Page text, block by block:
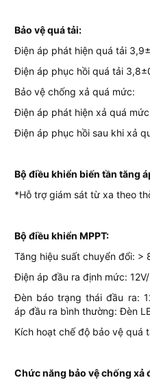
Bảo vệ quá tải:
Điện áp phát hiện quá tải
Điện áp phục hồi quá tải
Bảo vệ chống xả quá mức:
Điện áp phát hiện xả quá
Điện áp phục hồi sau khi xả
Bộ điều khiển biến tần tăng
*Hỗ trợ giám sát từ xa theo
Bộ điều khiển MPPT:
Tăng hiệu suất chuyển đổi: >
Điện áp đầu ra định mức:
Đèn báo trạng thái đầu ra:
áp đầu ra bình thường: Đèn
Kích hoạt chế độ bảo vệ quá
Chức năng bảo vệ chống xả